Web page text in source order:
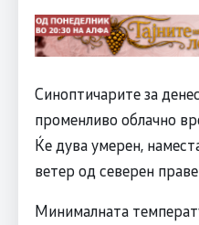
Синоптичарите за
променливо облачно
Ќе дува умерен,
ветер од северен
Минималната